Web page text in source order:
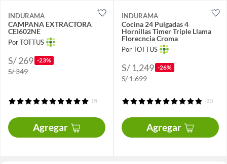
INDURAMA
CAMPANA EXTRACTORA
CEI602NE
Por TOTTUS
S/ 269 -23%
S/ 349
(9)
Agregar
INDURAMA
Cocina 24 Pulgadas 4
Hornillas Timer Triple Llama
Florecncia Croma
Por TOTTUS
S/ 1,249 -26%
S/ 1,699
(21)
Agregar